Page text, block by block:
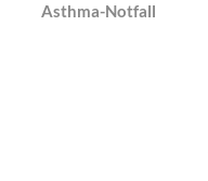
Asthma-Notfall